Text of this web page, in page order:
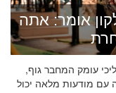
אומר: אתה
עומק המחבר גוף,
עם מודעות מלאה יכול